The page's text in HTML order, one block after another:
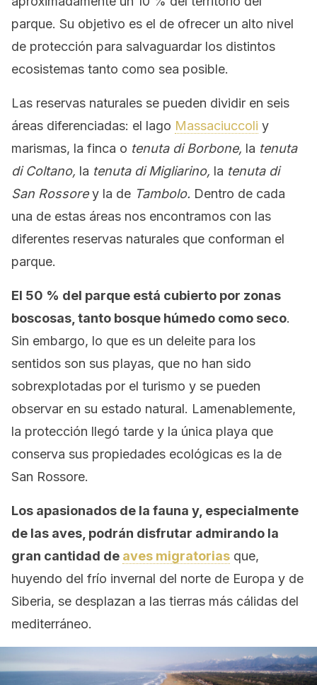
parque. Su objetivo es el de ofrecer un alto nivel
de protección para salvaguardar los distintos
ecosistemas tanto como sea posible.
Las reservas naturales se pueden dividir en seis
áreas diferenciadas: el lago Massaciuccoli y
marismas, la finca o tenuta di Borbone, la tenuta
di Coltano, la tenuta di Migliarino, la tenuta di
San Rossorey la de Tambolo. Dentro de cada
una de estas áreas nos encontramos con las
diferentes reservas naturales que conforman el
parque.
El 50 % del parque está cubierto por zonas
boscosas, tanto bosque húmedo como seco.
Sin embargo, lo que es un deleite para los
sentidos son sus playas, que no han sido
sobrexplotadas por el turismo y se pueden
observar en su estado natural. Lamenablemente,
la protección llegó tarde y la única playa que
conserva sus propiedades ecológicas es la de
San Rossore.
Los apasionados de la fauna y, especialmente
de las aves, podrán disfrutar admirando la
gran cantidad de aves migratorias que,
huyendo del frío invernal del norte de Europa y de
Siberia, se desplazan a las tierras más cálidas del
mediterráneo.